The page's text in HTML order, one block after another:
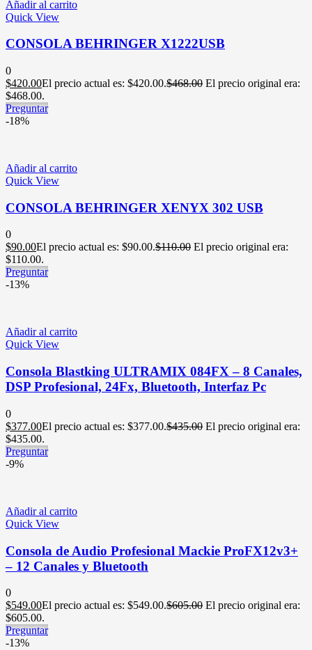
Añadir al carrito
Quick View
CONSOLA BEHRINGER X1222USB
0
$420.00El precio actual es: $420.00.$468.00 El precio original era:
$468.00.
Preguntar
-18%
Añadir al carrito
Quick View
CONSOLA BEHRINGER XENYX 302 USB
0
$90.00El precio actual es: $90.00.$110.00 El precio original era:
$110.00.
Preguntar
-13%
Añadir al carrito
Quick View
Consola Blastking ULTRAMIX 084FX – 8 Canales,
DSP Profesional, 24Fx, Bluetooth, Interfaz Pc
0
$377.00El precio actual es: $377.00.$435.00 El precio original era:
$435.00.
Preguntar
-9%
Añadir al carrito
Quick View
Consola de Audio Profesional Mackie ProFX12v3+
– 12 Canales y Bluetooth
0
$549.00El precio actual es: $549.00.$605.00 El precio original era:
$605.00.
Preguntar
-13%